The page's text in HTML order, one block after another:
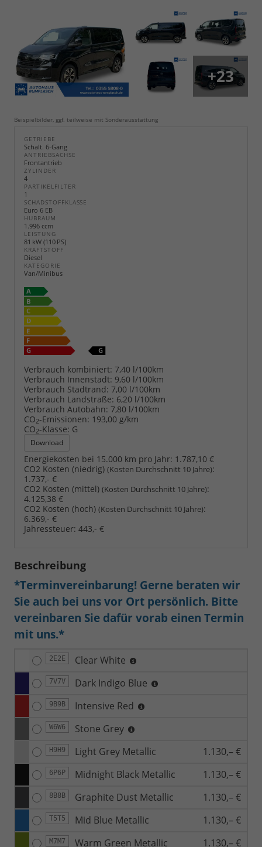
+23
Beispielbilder, ggf. teilweise mit Sonderausstattung
GETRIEBE
Schalt. 6-Gang
ANTRIEBSACHSE
Frontantrieb
ZYLINDER
4
PARTIKELFILTER
1
SCHADSTOFFKLASSE
Euro 6 EB
HUBRAUM
1.996 ccm
LEISTUNG
81 kW (110 PS)
KRAFTSTOFF
Diesel
KATEGORIE
Van/Minibus
Verbrauch kombiniert: 7,40 l/100km
Verbrauch Innenstadt: 9,60 l/100km
Verbrauch Stadtrand: 7,00 l/100km
Verbrauch Landstraße: 6,20 l/100km
Verbrauch Autobahn: 7,80 l/100km
CO2-Emissionen: 193,00 g/km
CO2-Klasse: G
Download
Energiekosten bei 15.000 km pro Jahr: 1.787,10 €
CO2 Kosten (niedrig) (Kosten Durchschnitt 10 Jahre):
1.737,- €
CO2 Kosten (mittel) (Kosten Durchschnitt 10 Jahre):
4.125,38 €
CO2 Kosten (hoch) (Kosten Durchschnitt 10 Jahre):
6.369,- €
Jahressteuer: 443,- €
Beschreibung
*Terminvereinbarung! Gerne beraten wir
Sie auch bei uns vor Ort persönlich. Bitte
vereinbaren Sie dafür vorab einen Termin
mit uns.*
2E2E Clear White
7V7V Dark Indigo Blue
9B9B Intensive Red
W6W6 Stone Grey
H9H9 Light Grey Metallic 1.130,– €
6P6P Midnight Black Metallic 1.130,– €
8B8B Graphite Dust Metallic 1.130,– €
T5T5 Mid Blue Metallic 1.130,– €
M7M7 Warm Green Metallic 1.130,– €